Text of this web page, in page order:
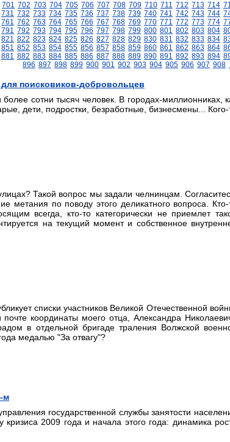
701 702 703 704 705 706 707 708 709 710 711 712 713 714
731 732 733 734 735 736 737 738 739 740 741 742 743 744
761 762 763 764 765 766 767 768 769 770 771 772 773 774
791 792 793 794 795 796 797 798 799 800 801 802 803 804
821 822 823 824 825 826 827 828 829 830 831 832 833 834
851 852 853 854 855 856 857 858 859 860 861 862 863 864
881 882 883 884 885 886 887 888 889 890 891 892 893 894
896 897 898 899 900 901 902 903 904 905 906 907 908
поисковиков-добровольцев
сотни тысяч человек. В городах-миллионниках,
дети, подростки, безработные, бизнесмены... Кого-
Такой вопрос мы задали челнинцам.
метания по поводу этого деликатного вопроса. Кто-
всегда, кто-то категорически не приемлет
на текущий момент и собственное
списки участников Великой Отечественной
координаты моего отца, Александра
в отдельной бригаде траления Волжской
медалью "За отвагу"?
м
государственной службы занятости
кризиса 2009 года и начала этого года: динамика